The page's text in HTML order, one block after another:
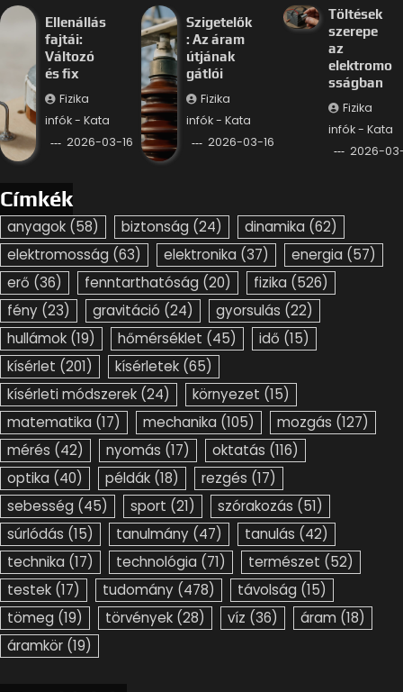
Ellenállás
fajtái:
Változó
és fix
Fizika
infók - Kata
2026-03-16
Szigetelők
: Az áram
útjának
gátlói
Fizika
infók - Kata
2026-03-16
Töltések
szerepe
az
elektromo
sságban
Fizika
infók - Kata
2026-
Címkék
anyagok (58) biztonság (24) dinamika (62)
elektromosság (63) elektronika (37) energia (57)
erő (36) fenntarthatóság (20) fizika (526)
fény (23) gravitáció (24) gyorsulás (22)
hullámok (19) hőmérséklet (45) idő (15)
kísérlet (201) kísérletek (65)
kísérleti módszerek (24) környezet (15)
matematika (17) mechanika (105) mozgás (127)
mérés (42) nyomás (17) oktatás (116)
optika (40) példák (18) rezgés (17)
sebesség (45) sport (21) szórakozás (51)
súrlódás (15) tanulmány (47) tanulás (42)
technika (17) technológia (71) természet (52)
testek (17) tudomány (478) távolság (15)
tömeg (19) törvények (28) víz (36) áram (18)
áramkör (19)